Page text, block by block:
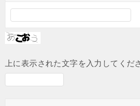
上に表示された文字を入力してくだ